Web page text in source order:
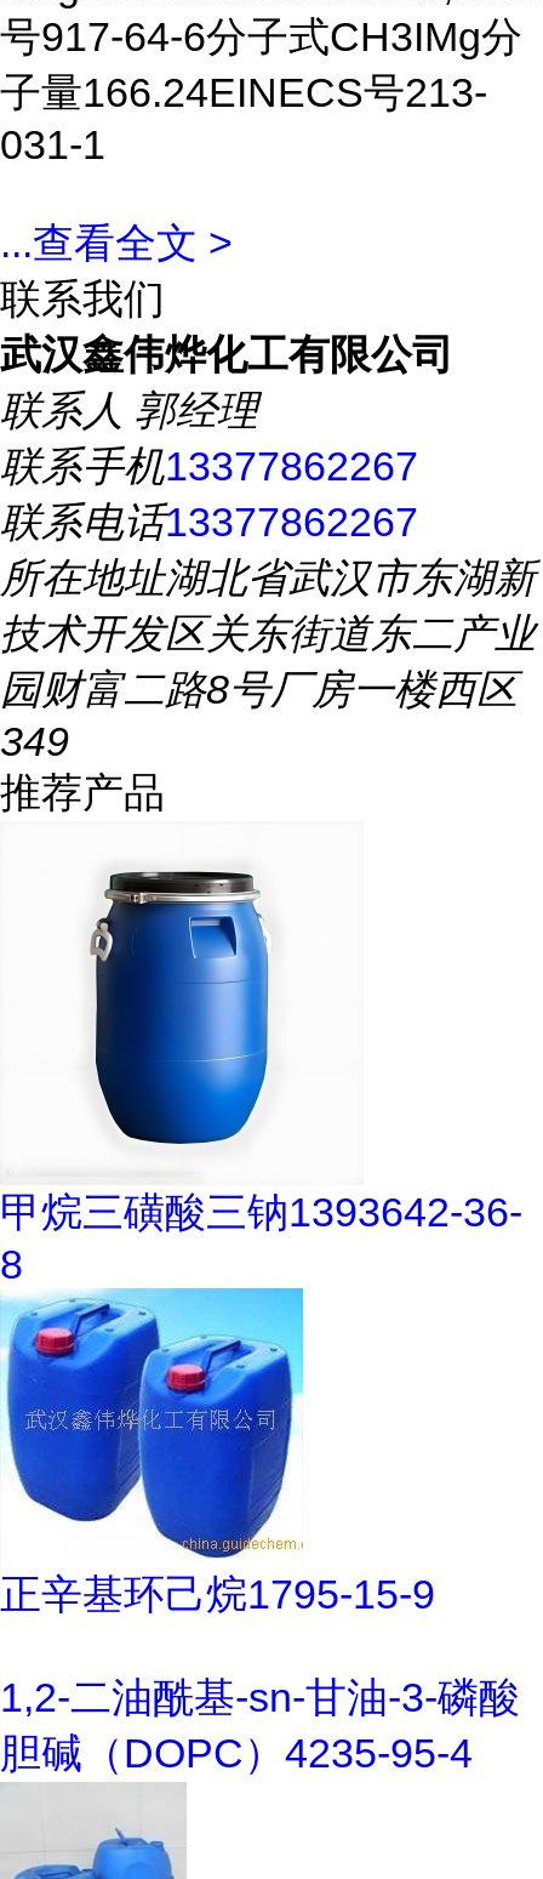
号917-64-6分子式CH3IMg分
子量166.24EINECS号213-
031-1
...查看全文 >
联系我们
武汉鑫伟烨化工有限公司
联系人 郭经理
联系手机13377862267
联系电话13377862267
所在地址湖北省武汉市东湖新
技术开发区关东街道东二产业
园财富二路8号厂房一楼西区
349
推荐产品
甲烷三磺酸三钠1393642-36-
8
正辛基环己烷1795-15-9
1,2-二油酰基-sn-甘油-3-磷酸
胆碱（DOPC）4235-95-4